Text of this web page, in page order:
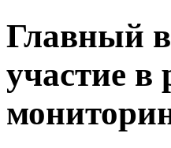
Главный
участие в